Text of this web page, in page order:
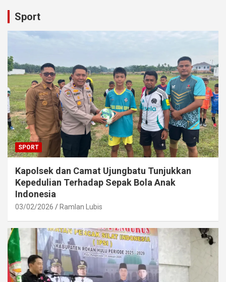
Sport
SPORT
Kapolsek dan Camat Ujungbatu Tunjukkan
Kepedulian Terhadap Sepak Bola Anak
Indonesia
03/02/2026 Ramlan Lubis